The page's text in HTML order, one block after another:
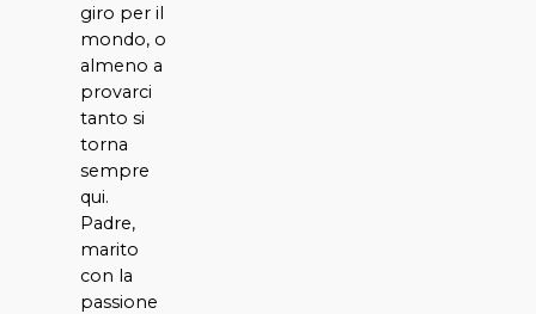
giro per il
mondo, o
almeno a
provarci
tanto si
torna
sempre
qui.
Padre,
marito
con la
passione